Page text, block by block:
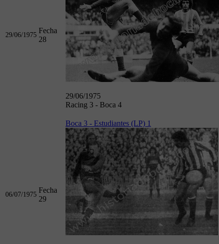
29/06/1975
Fecha
28
29/06/1975
Racing 3 - Boca 4
06/07/1975
Fecha
29
Boca 3 - Estudiantes (LP) 1